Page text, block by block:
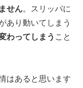
せん。
スリッパに
あり 動いてしまう
わってしまう こと
はあると思います